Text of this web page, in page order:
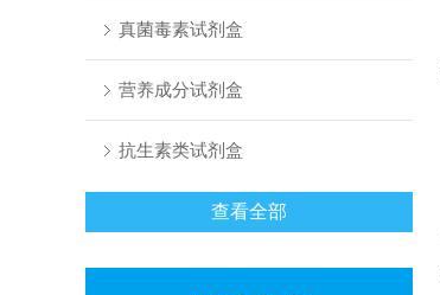
真菌毒素试剂盒
营养成分试剂盒
抗生素类试剂盒
查看全部